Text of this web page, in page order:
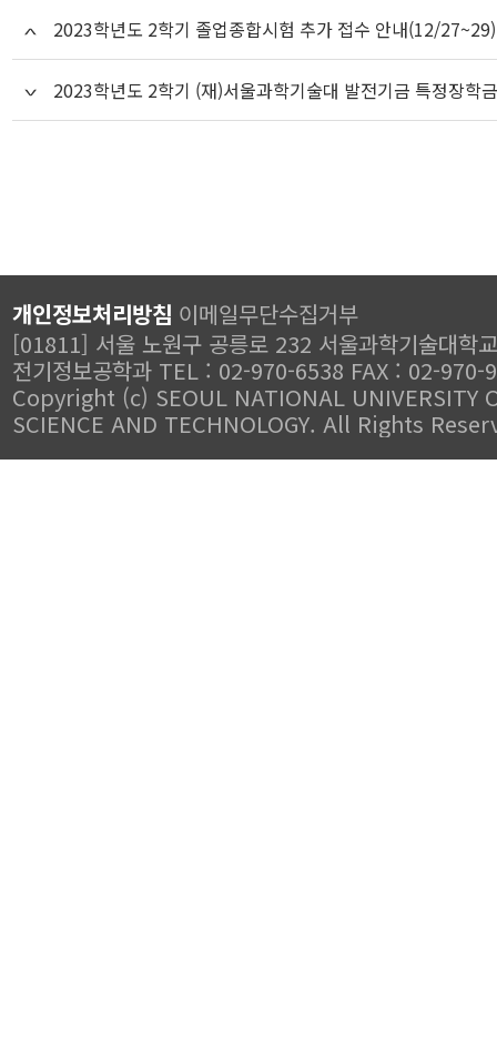
2023학년도 2학기 졸업종합시험 추가 접수 안내(12/27~29)
2023학년도 2학기 (재)서울과학기술대 발전기금 특정장학
개인정보처리방침 이메일무단수집거부
[01811] 서울 노원구 공릉로 232 서울과학기술대학
전기정보공학과 TEL : 02-970-6538 FAX : 02-970-
Copyright (c) SEOUL NATIONAL UNIVERSITY
SCIENCE AND TECHNOLOGY. All Rights